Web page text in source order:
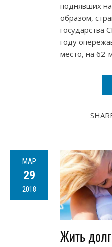
поднявших
образом,
государства
году
место, на 62-
МАР
29
2018
Жить